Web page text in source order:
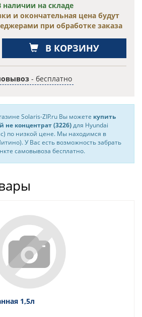
наличии на складе
и окончательная цена будут
при обработке заказа
В КОРЗИНУ
- бесплатно
Solaris-ZIP.ru Вы можете купить
концентрат (3226)для Hyundai
по низкой цене. Мы находимся в
У Вас есть возможность забрать
самовывоза бесплатно.
1,5л